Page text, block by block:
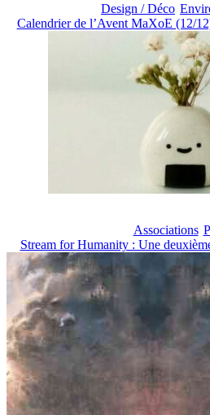
Design / Déco
Calendrier de l’Avent MaXoE (12/
Associations
Stream for Humanity : Une